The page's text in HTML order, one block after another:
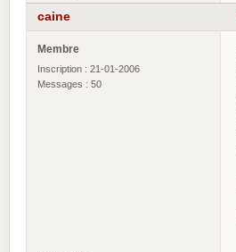
caine
Membre
Inscription : 21-01-2006
Messages : 50